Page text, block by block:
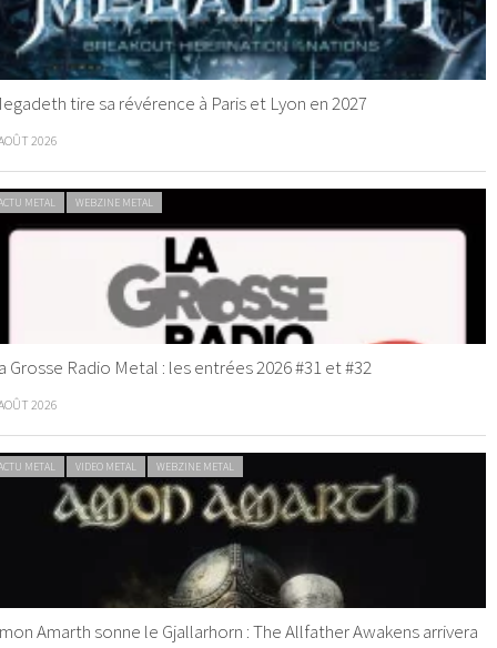
tire sa révérence à Paris et Lyon en 2027
2026
METAL WEBZINE METAL
Grosse Radio Metal : les entrées 2026 #31 et #32
2026
METAL VIDEO METAL WEBZINE METAL
Amarth sonne le Gjallarhorn : The Allfather Awakens arrivera